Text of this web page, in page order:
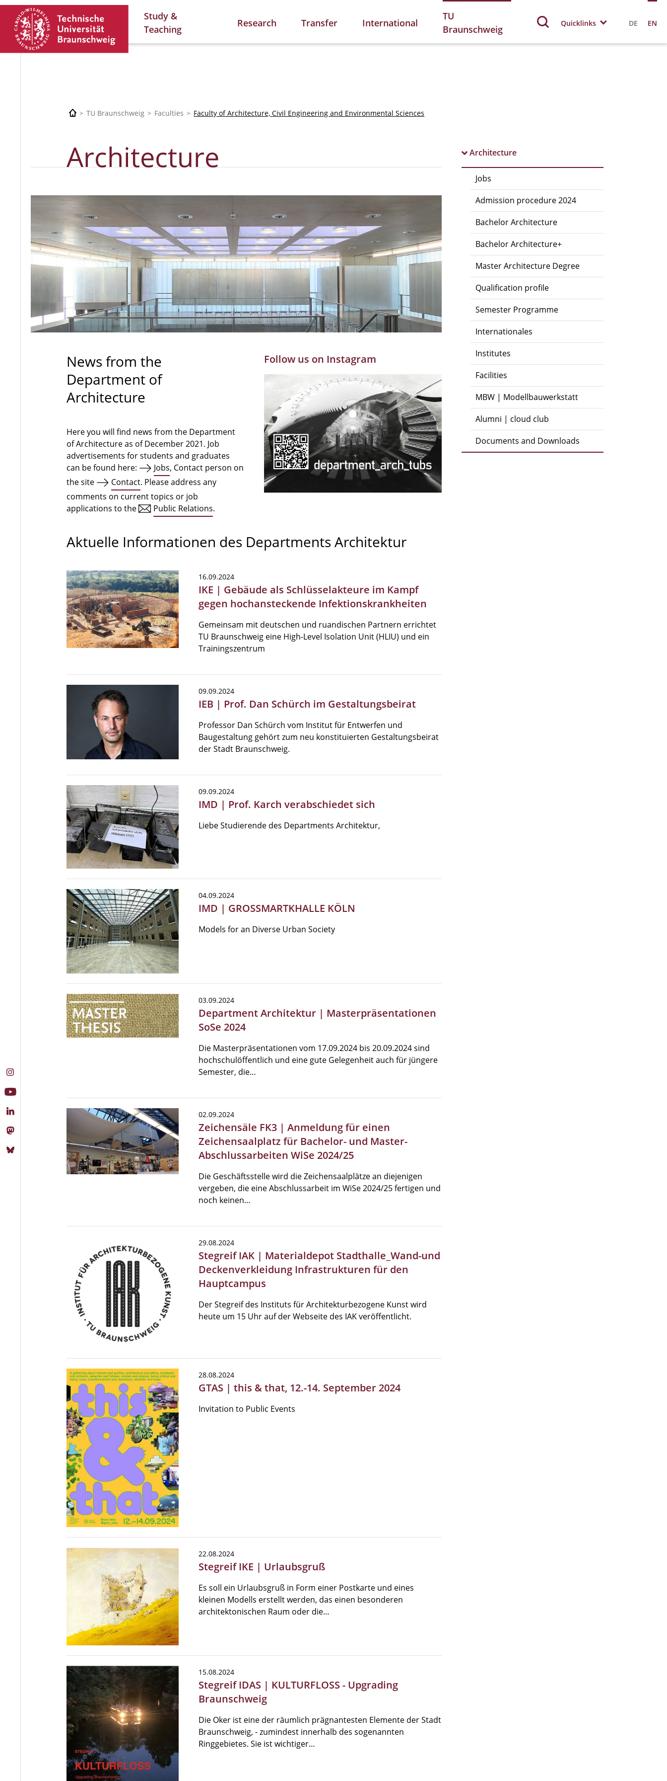
Study &
Teaching
Research Transfer International
TU
Braunschweig
Quicklinks DE EN
TU Braunschweig Faculties Faculty of Architecture, Civil Engineering and Environmental Sciences
Architecture
Jobs
Admission procedure 2024
Bachelor Architecture
Bachelor Architecture+
Master Architecture Degree
Qualification profile
Semester Programme
Internationales
Institutes
Facilities
MBW | Modellbauwerkstatt
Alumni | cloud club
Documents and Downloads
Architecture
News from the
Department of
Architecture
Here you will find news from the Department
of Architecture as of December 2021. Job
advertisements for students and graduates
can be found here:
Jobs, Contact person on
the site
Contact. Please address any
comments on current topics or job
applications to the
Public Relations.
Follow us on Instagram
Aktuelle Informationen des Departments Architektur
16.09.2024
IKE | Gebäude als Schlüsselakteure im Kampf
gegen hochansteckende Infektionskrankheiten
Gemeinsam mit deutschen und ruandischen Partnern errichtet
TU Braunschweig eine High-Level Isolation Unit (HLIU) und ein
Trainingszentrum
09.09.2024
IEB | Prof. Dan Schürch im Gestaltungsbeirat
Professor Dan Schürch vom Institut für Entwerfen und
Baugestaltung gehört zum neu konstituierten Gestaltungsbeirat
der Stadt Braunschweig.
09.09.2024
IMD | Prof. Karch verabschiedet sich
Liebe Studierende des Departments Architektur,
04.09.2024
IMD | GROSSMARTKHALLE KÖLN
Models for an Diverse Urban Society
03.09.2024
Department Architektur | Masterpräsentationen
SoSe 2024
Die Masterpräsentationen vom 17.09.2024 bis 20.09.2024 sind
hochschulöffentlich und eine gute Gelegenheit auch für jüngere
Semester, die…
02.09.2024
Zeichensäle FK3 | Anmeldung für einen
Zeichensaalplatz für Bachelor- und Master-
Abschlussarbeiten WiSe 2024/25
Die Geschäftsstelle wird die Zeichensaalplätze an diejenigen
vergeben, die eine Abschlussarbeit im WiSe 2024/25 fertigen und
noch keinen…
29.08.2024
Stegreif IAK | Materialdepot Stadthalle_Wand-und
Deckenverkleidung Infrastrukturen für den
Hauptcampus
Der Stegreif des Instituts für Architekturbezogene Kunst wird
heute um 15 Uhr auf der Webseite des IAK veröffentlicht.
28.08.2024
GTAS | this & that, 12.-14. September 2024
Invitation to Public Events
22.08.2024
Stegreif IKE | Urlaubsgruß
Es soll ein Urlaubsgruß in Form einer Postkarte und eines
kleinen Modells erstellt werden, das einen besonderen
architektonischen Raum oder die…
15.08.2024
Stegreif IDAS | KULTURFLOSS - Upgrading
Braunschweig
Die Oker ist eine der räumlich prägnantesten Elemente der Stadt
Braunschweig, - zumindest innerhalb des sogenannten
Ringgebietes. Sie ist wichtiger…